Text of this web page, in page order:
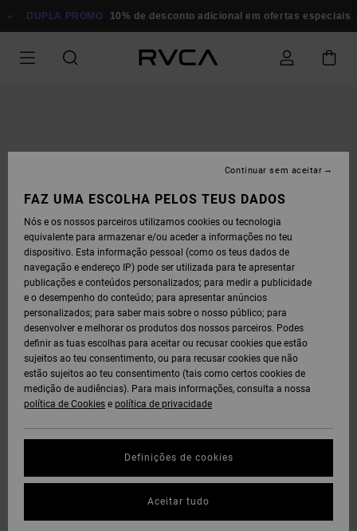
PARA DUPLA PROMO 10% de desconto adicional em ofertas especiais
FAZ UMA ESCOLHA PELOS TEUS DADOS
Nós e os nossos parceiros utilizamos cookies ou tecnologia
equivalente para armazenar e/ou aceder a informações no teu
dispositivo. Esta informação pessoal (como os teus dados de
navegação e endereço IP) pode ser utilizada para te apresentar
publicações e conteúdos personalizados; para medir a publicidade
e o desempenho do conteúdo; para apresentar anúncios
personalizados; para saber mais sobre o nosso público; para
desenvolver e melhorar os produtos dos nossos parceiros. Podes
definir as tuas escolhas para aceitar ou recusar cookies que estão
sujeitos ao teu consentimento, ou para recusar cookies que não
estão sujeitos ao teu consentimento (tais como certos cookies de
medição de audiências). Para mais informações, consulta a nossa
política de Cookies e política de privacidade
Definições de cookies
Continuar sem aceitar
Aceitar tudo